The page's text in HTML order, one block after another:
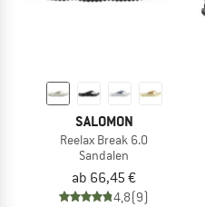
SALOMON
Reelax Break 6.0
Sandalen
ab 66,45 €
4,8(9)